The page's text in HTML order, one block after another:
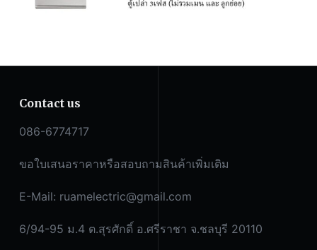
Contact us
086-6774717
ขอใบเสนอราคาหรือสอบถามสินค้าเพิ่มเติม
E-Mail: ruamelectric@gmail.com
6/94-95 ม.4 ต.สุรศักดิ์ อ.ศรีราชา จ.ชลบุรี 20110